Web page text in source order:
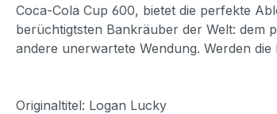
Coca-Cola Cup 600, bietet die perfekte
berüchtigtsten Bankräuber der Welt: dem
andere unerwartete Wendung. Werden
Originaltitel: Logan Lucky